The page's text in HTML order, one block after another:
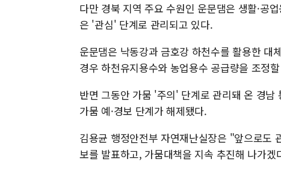
다만 경북 지역 주요 수원인 운문댐은 생활·공
은 '관심' 단계로 관리되고 있다.
운문댐은 낙동강과 금호강 하천수를 활용한 대
경우 하천유지용수와 농업용수 공급량을 조정
반면 그동안 가뭄 '주의' 단계로 관리돼 온 경
가뭄 예·경보 단계가 해제됐다.
김용균 행정안전부 자연재난실장은 "앞으로도
보를 발표하고, 가뭄대책을 지속 추진해 나가겠